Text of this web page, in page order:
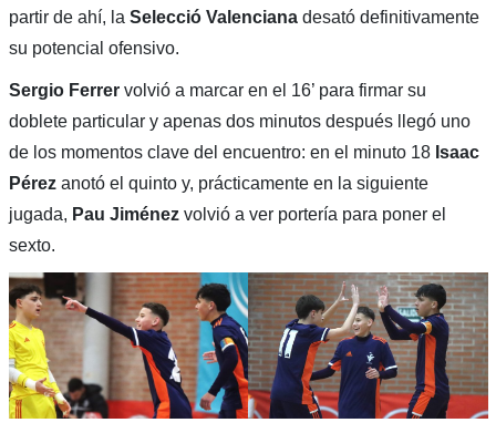
partir de ahí, la Selecció Valencianadesató definitivamente
su potencial ofensivo.
Sergio Ferrervolvió a marcar en el 16’ para firmar su
doblete particular y apenas dos minutos después llegó uno
de los momentos clave del encuentro: en el minuto 18 Isaac
Pérez anotó el quinto y, prácticamente en la siguiente
jugada, Pau Jiménezvolvió a ver portería para poner el
sexto.